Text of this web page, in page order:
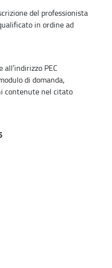
del professionista
in ordine ad
PEC
di domanda,
contenute nel citato